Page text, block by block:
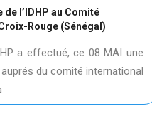
l’IDHP au Comité
Rouge (Sénégal)
a effectué, ce 08 MAI une
du comité international